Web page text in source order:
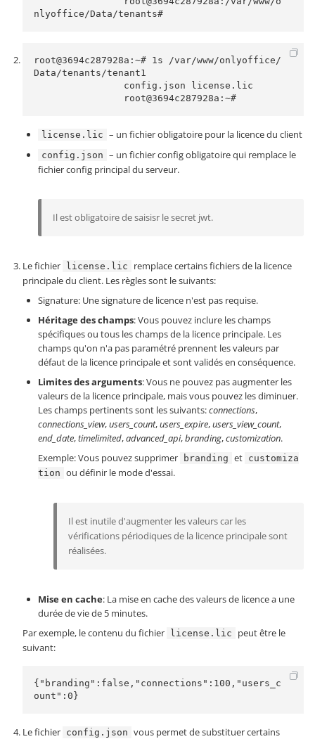
nlyoffice/Data/tenants#
root@3694c287928a:~# 1s /var/www/onlyoffice/
Data/tenants/tenant1
                root@3694c287928a:~#
license.lic – un fichier obligatoire pour la licence du client
config.json – un fichier config obligatoire qui remplace le
fichier config principal du serveur.
Il est obligatoire de saisisr le secret jwt.
Le fichier license.lic
remplace certains fichiers de la licence
principale du client. Les règles sont le suivants:
Signature: Une signature de licence n'est pas requise.
Héritage des champs: Vous pouvez inclure les champs
spécifiques ou tous les champs de la licence principale. Les
champs qu'on n'a pas paramétré prennent les valeurs par
défaut de la licence principale et sont validés en conséquence.
Limites des arguments: Vous ne pouvez pas augmenter les
valeurs de la licence principale, mais vous pouvez les diminuer.
Les champs pertinents sont les suivants:connections,
connections_view,users_count,users_expire,users_view_count,
end_date,timelimited,advanced_api,branding,customization.
Exemple: Vous pouvez supprimer
branding et customiza
tion ou définir le mode d'essai.
Il est inutile d'augmenter les valeurs car les
vérifications périodiques de la licence principale sont
réalisées.
Mise en cache: La mise en cache des valeurs de licence a une
durée de vie de 5 minutes.
Par exemple, le contenu du fichier
license.lic
peut être le
suivant:
{"branding":false,"connections":100,"users_c
ount":0}
Le fichier config.json vous permet de substituer certains